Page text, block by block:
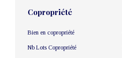
Copropriété
Bien en copropriété
Nb Lots Copropriété